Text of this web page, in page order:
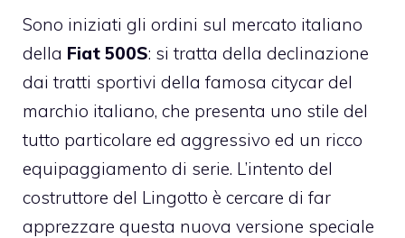
Sono iniziati gli ordini sul mercato italiano
della Fiat 500S: si tratta della declinazione
dai tratti sportivi della famosa citycar del
marchio italiano, che presenta uno stile del
tutto particolare ed aggressivo ed un ricco
equipaggiamento di serie. L’intento del
costruttore del Lingotto è cercare di far
apprezzare questa nuova versione speciale